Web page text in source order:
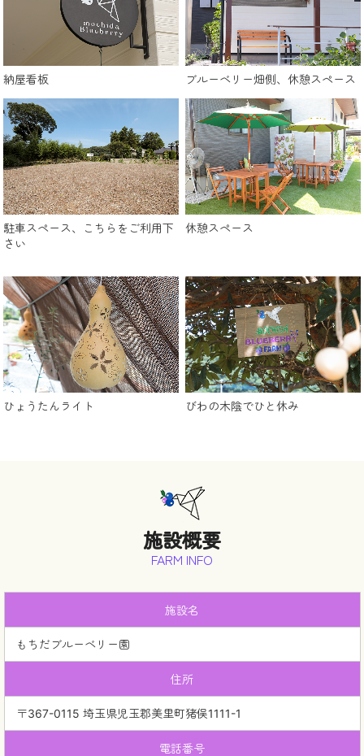
納屋看板 ブルーベリー畑側、休憩スペース
駐車スペース、こちらをご利用下
さい
休憩スペース
ひょうたんライト びわの木陰でひと休み
施設概要
FARM INFO
施設名
もちだブルーベリー園
住所
〒367-0115 埼玉県児玉郡美里町猪俣1111-1
電話番号